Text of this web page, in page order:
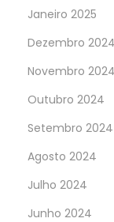
Janeiro 2025
Dezembro 2024
Novembro 2024
Outubro 2024
Setembro 2024
Agosto 2024
Julho 2024
Junho 2024